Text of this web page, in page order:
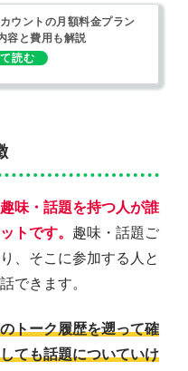
ウントの月額料金プラン
容と費用も解説
味・話題を持つ人が誰
トです。 趣味・話題ご
、そこに参加する人と
できます。
トーク履歴を遡って確
ても話題についていけ